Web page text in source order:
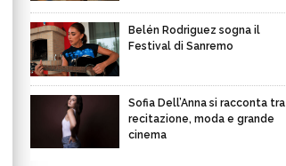
Belén Rodriguez sogna il
Festival di Sanremo
Sofia Dell’Anna si racconta tra
recitazione, moda e grande
cinema